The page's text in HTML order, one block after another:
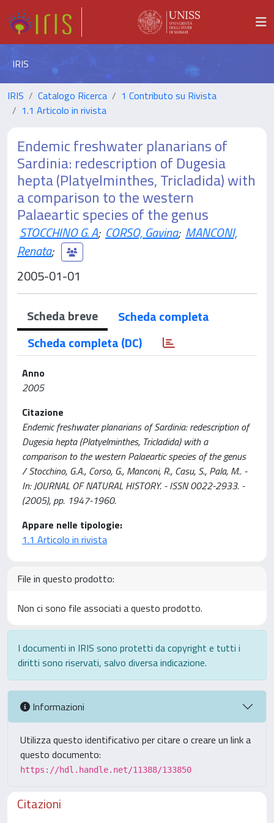
IRIS
IRIS Catalogo Ricerca
1 Contributo su Rivista
1.1 Articolo in rivista
Endemic freshwater planarians of
Sardinia: redescription of Dugesia
hepta (Platyelminthes, Tricladida) with
a comparison to the western
Palaeartic species of the genus
STOCCHINO G. A; CORSO, Gavina; MANCONI,
Renata;
2005-01-01
Scheda breve
Scheda completa
Scheda completa (DC)
Anno
2005
Citazione
Endemic freshwater planarians of Sardinia: redescription of
Dugesia hepta (Platyelminthes, Tricladida) with a
comparison to the western Palaeartic species of the genus
/ Stocchino, G.A., Corso, G., Manconi, R., Casu, S., Pala, M.. -
In: JOURNAL OF NATURAL HISTORY. - ISSN 0022-2933. -
(2005), pp. 1947-1960.
Appare nelle tipologie:
1.1 Articolo in rivista
File in questo prodotto:
Non ci sono file associati a questo prodotto.
I documenti in IRIS sono protetti da copyright e tutti i
diritti sono riservati, salvo diversa indicazione.
Informazioni
Utilizza questo identificativo per citare o creare un link a
questo documento:
https://hdl.handle.net/11388/133850
Citazioni